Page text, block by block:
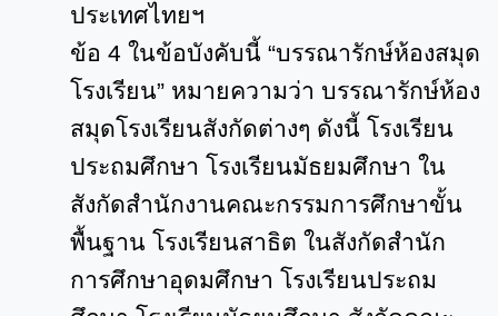
ประเทศไทยฯ
ข้อ 4 ในข้อบังคับนี้ “บรรณารักษ์ห้องสมุด
โรงเรียน” หมายความว่า บรรณารักษ์ห้อง
สมุดโรงเรียนสังกัดต่างๆ ดังนี้ โรงเรียน
ประถมศึกษา โรงเรียนมัธยมศึกษา ใน
สังกัดสำนักงานคณะกรรมการศึกษาขั้น
พื้นฐาน โรงเรียนสาธิต ในสังกัดสำนัก
การศึกษาอุดมศึกษา โรงเรียนประถม